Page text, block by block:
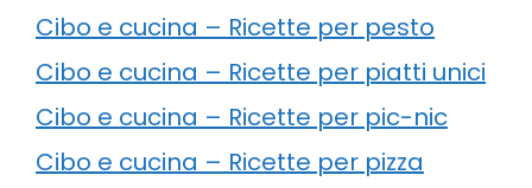
Cibo e cucina – Ricette per pesto
Cibo e cucina – Ricette per piatti unici
Cibo e cucina – Ricette per pic-nic
Cibo e cucina – Ricette per pizza